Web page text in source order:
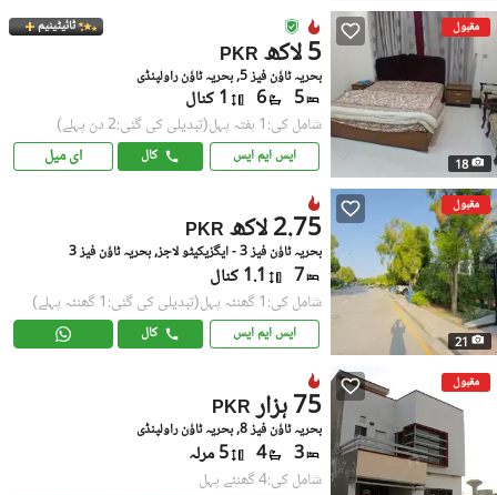
مقبول
18
ٹائیٹینیم
PKR 5 لاکھ
بحریہ ٹاؤن فیز 5, بحریہ ٹاؤن راولپنڈی
5
6 1 کنال
شامل کی:1 ہفتہ پہل (تبدیلی کی گئی:2 دن پہلے)
ایس ایم ایس کال ای میل
مقبول
21
PKR 2.75 لاکھ
بحریہ ٹاؤن فیز 3 - ایگزیکیٹو لاجز, بحریہ ٹاؤن فیز 3
7 1.1 کنال
شامل کی:1 گھنٹہ پہل (تبدیلی کی گئی:1 گھنٹہ پہلے)
ایس ایم ایس کال
مقبول
PKR 75 ہزار
بحریہ ٹاؤن فیز 8, بحریہ ٹاؤن راولپنڈی
3
4 5 مرلہ
شامل کی:4 گھنٹے پہل